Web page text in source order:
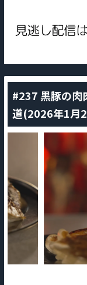
#237 黒豚の肉
道(2026年1月